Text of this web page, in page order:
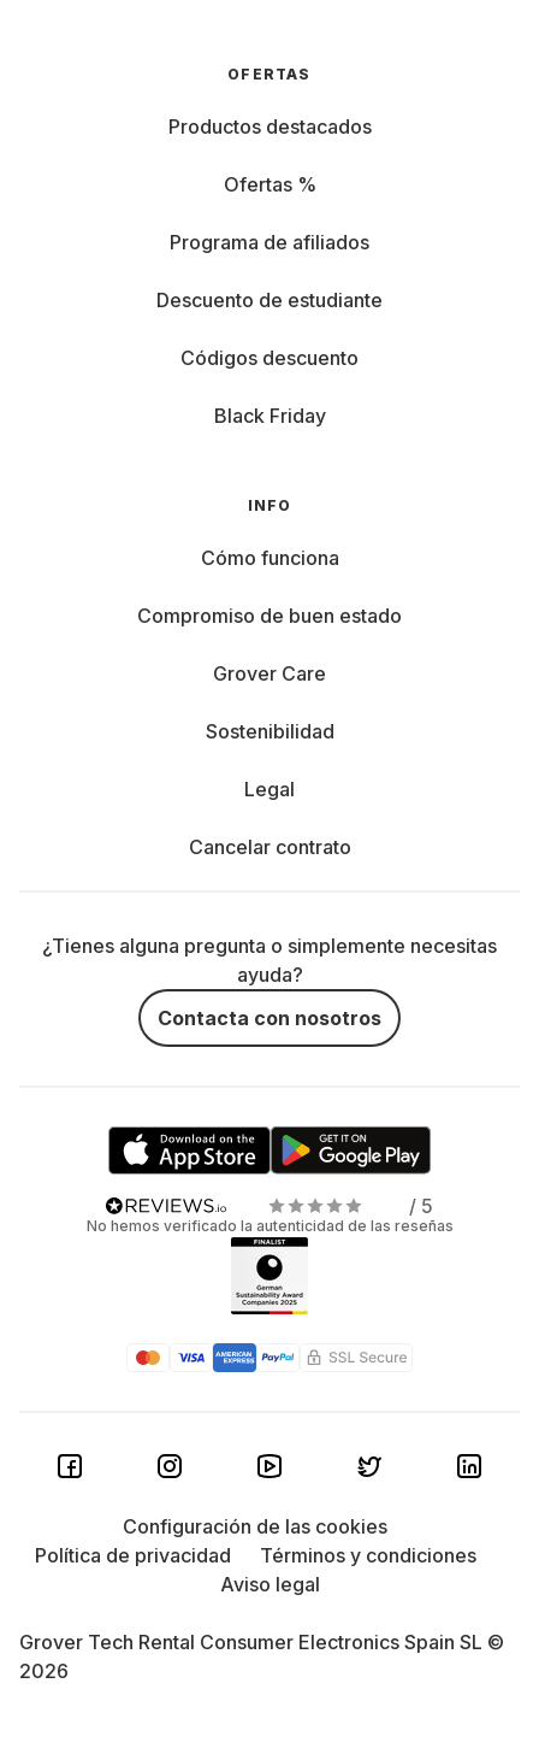
OFERTAS
Productos destacados
Ofertas %
Programa de afiliados
Descuento de estudiante
Códigos descuento
Black Friday
INFO
Cómo funciona
Compromiso de buen estado
Grover Care
Sostenibilidad
Legal
Cancelar contrato
¿Tienes alguna pregunta o simplemente necesitas
ayuda?
Contacta con nosotros
/ 5
No hemos verificado la autenticidad de las reseñas
Grover Tech Rental Consumer Electronics Spain SL ©
2026
Configuración de las cookies
Política de privacidad
Términos y condiciones
Aviso legal